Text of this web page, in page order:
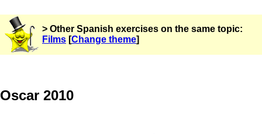
> Other Spanish exercises on the same topic:
Films [Change theme]
Oscar 2010